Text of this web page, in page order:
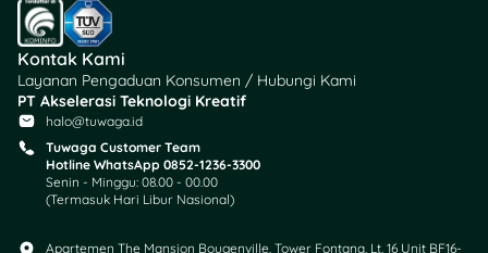
Tuwaga. Siapin dana
hiburan tanpa bikin dompet
megap-megap!
Kontak Kami
Layanan Pengaduan Konsumen / Hubungi Kami
PT Akselerasi Teknologi Kreatif
halo@tuwaga.id
Tuwaga Customer Team
Hotline WhatsApp 0852-1236-3300
Senin - Minggu: 08.00 - 00.00
(Termasuk Hari Libur Nasional)
Apartemen The Mansion Bougenville, Tower Fontana, Lt. 16 Unit BF16-